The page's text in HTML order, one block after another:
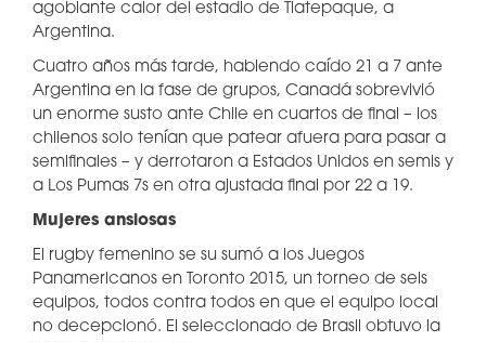
agobiante calor del estadio de Tlatepaque, a
Argentina.
Cuatro años más tarde, habiendo caído 21 a 7 ante
Argentina en la fase de grupos, Canadá sobrevivió
un enorme susto ante Chile en cuartos de final – los
chilenos solo tenían que patear afuera para pasar a
semifinales – y derrotaron a Estados Unidos en semis y
a Los Pumas 7s en otra ajustada final por 22 a 19.
Mujeres ansiosas
El rugby femenino se su sumó a los Juegos
Panamericanos en Toronto 2015, un torneo de seis
equipos, todos contra todos en que el equipo local
no decepcionó. El seleccionado de Brasil obtuvo la